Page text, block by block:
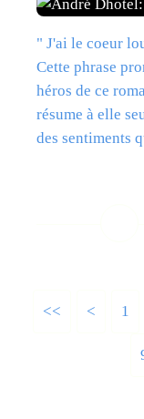
" J'ai le coeur
Cette phrase
héros de ce
résume à elle
des sentiments
<< < 1